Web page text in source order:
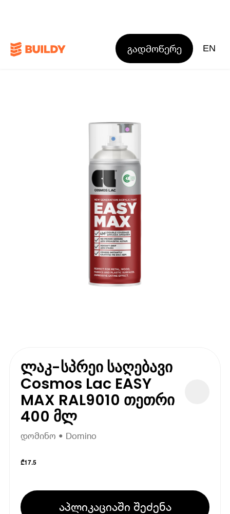
გადმოწერე EN
ლაკ-სპრეი საღებავი
Cosmos Lac EASY
MAX RAL9010 თეთრი
400 მლ
დომინო • Domino
₾17.5
აპლიკაციაში შეძენა